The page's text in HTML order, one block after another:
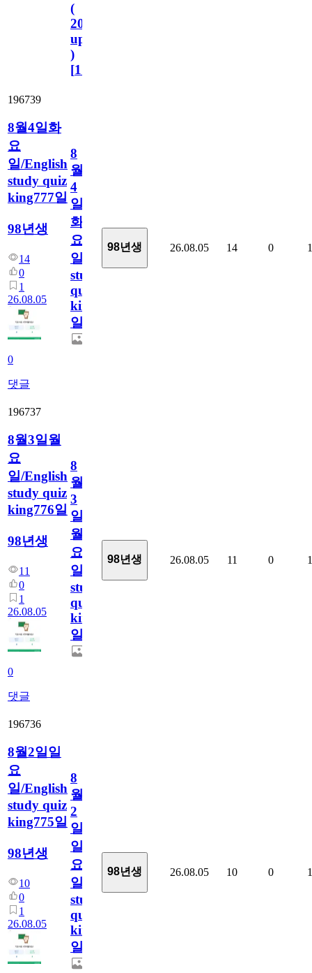
(
2023.11.1
update
)
[110
196739
8월4일화
요
일/English
study quiz
king777일
98년생
14
0
1
26.08.05
0
댓글
8
월
4
일
화
요
일/English
study
quiz
king777
일
98년생 26.08.05 14 0 1
196737
8월3일월
요
일/English
study quiz
king776일
98년생
11
0
1
26.08.05
0
댓글
8
월
3
일
월
요
일/English
study
quiz
king776
일
98년생 26.08.05 11 0 1
196736
8월2일일
요
일/English
study quiz
king775일
98년생
10
0
1
26.08.05
8
월
2
일
일
요
일/English
study
quiz
king775
일
98년생 26.08.05 10 0 1